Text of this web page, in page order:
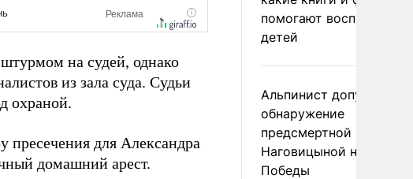
на судей, однако
из зала суда. Судьи
охраной.
для Александра
домашний арест.
помогают воспитывать
детей
Альпинист допустил
обнаружение
предсмертной записки
Наговицыной на пике
Победы